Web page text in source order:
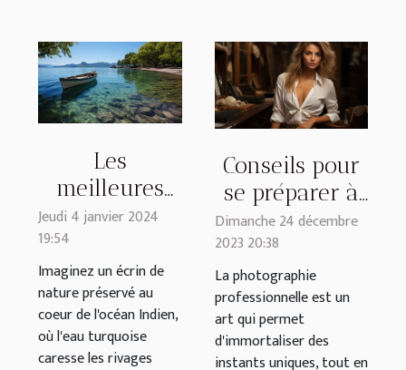
Les
meilleures
activités à
faire lors
d'une sortie
en bateau à
Mayotte
Jeudi 4 janvier 2024
19:54
Imaginez un écrin de
nature préservé au
coeur de l'océan Indien,
où l'eau turquoise
caresse les rivages
Conseils pour
se préparer à
une séance
photo
professionnelle
Dimanche 24 décembre
2023 20:38
La photographie
professionnelle est un
art qui permet
d'immortaliser des
instants uniques, tout en